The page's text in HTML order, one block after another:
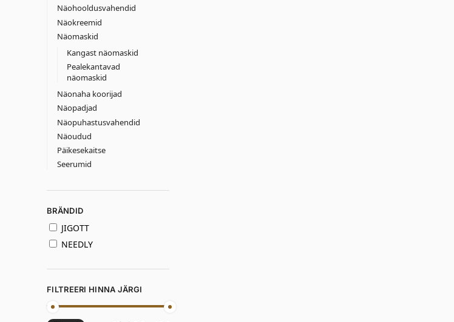
Näohooldusvahendid
Näokreemid
Näomaskid
Kangast näomaskid
Pealekantavad
näomaskid
Näonaha koorijad
Näopadjad
Näopuhastusvahendid
Näoudud
Päikesekaitse
Seerumid
BRÄNDID
JIGOTT
NEEDLY
FILTREERI HINNA JÄRGI